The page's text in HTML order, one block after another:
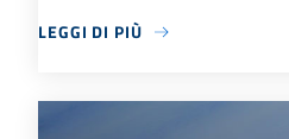
LEGGI DI PIÙ